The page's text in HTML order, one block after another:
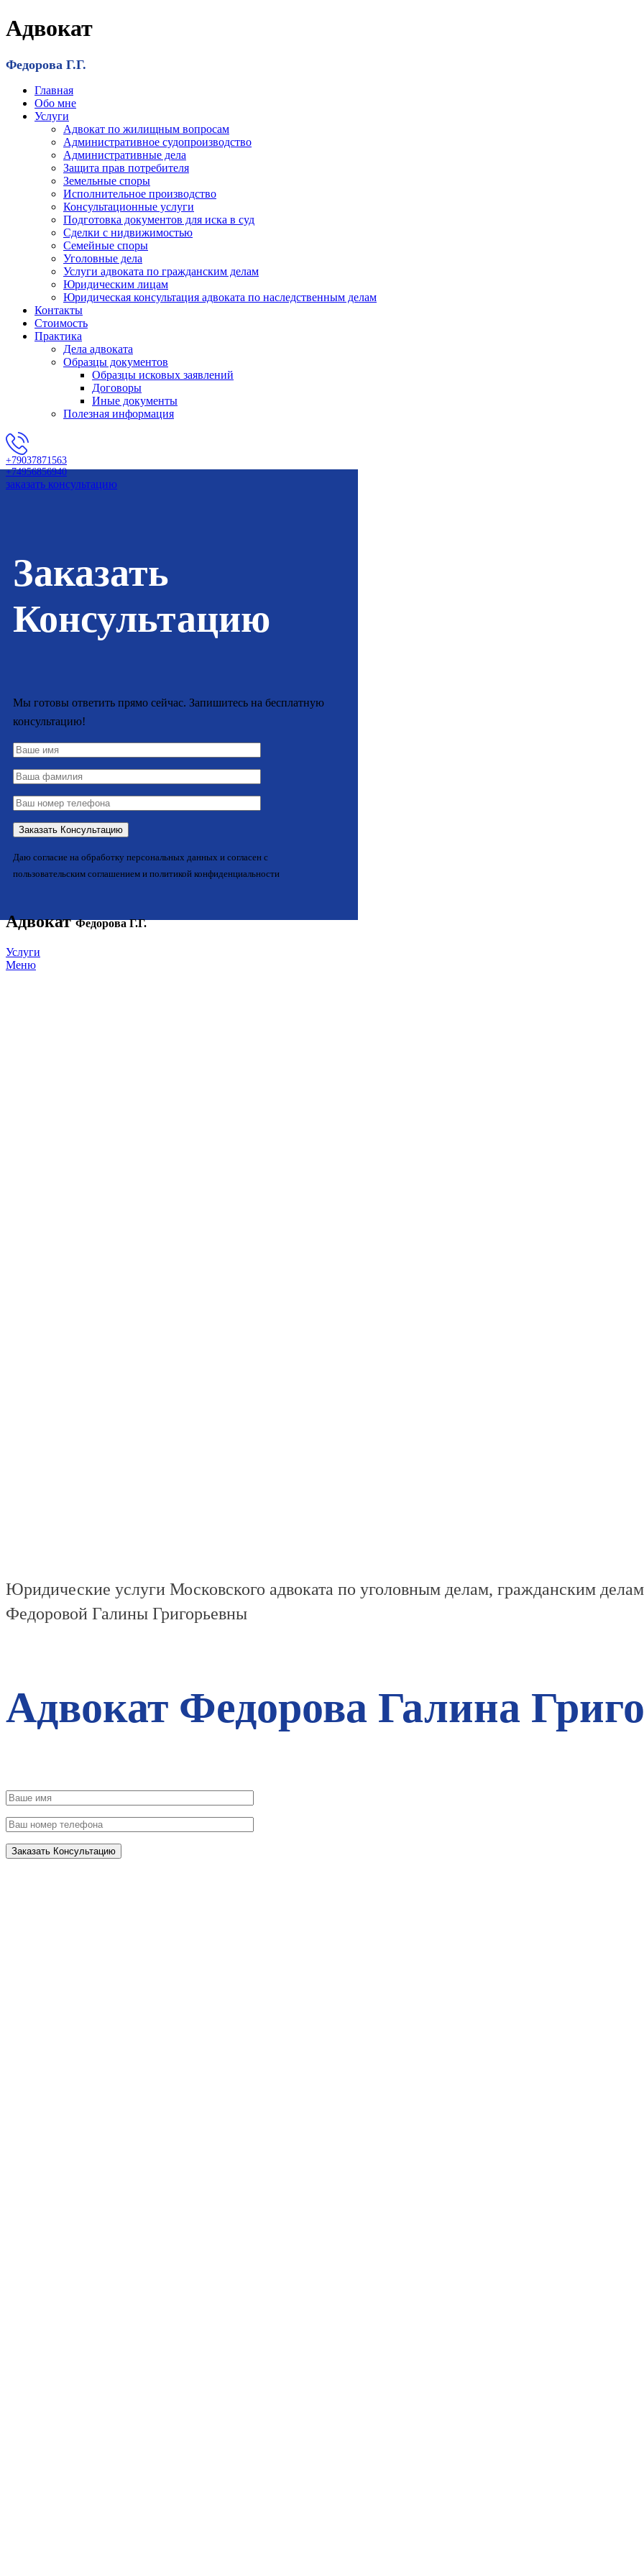
Адвокат
Федорова Г.Г.
Главная
Обо мне
Услуги
Адвокат по жилищным вопросам
Административное судопроизводство
Административные дела
Защита прав потребителя
Земельные споры
Исполнительное производство
Консультационные услуги
Подготовка документов для иска в суд
Сделки с нидвижимостью
Семейные споры
Уголовные дела
Услуги адвоката по гражданским делам
Юридическим лицам
Юридическая консультация адвоката по наследственным делам
Контакты
Стоимость
Практика
Дела адвоката
Образцы документов
Образцы исковых заявлений
Договоры
Иные документы
Полезная информация
+79037871563
+74956856940
заказать консультацию
Заказать
Консультацию
Мы готовы ответить прямо сейчас. Запишитесь на бесплатную
консультацию!
Даю согласие на обработку персональных данных и согласен с
пользовательским соглашением и политикой конфиденциальности
АдвокатФедорова Г.Г.
Услуги
Меню
Юридические услуги Московского адвоката по уголовным делам, гражданским
Федоровой Галины Григорьевны
Адвокат Федорова Галина